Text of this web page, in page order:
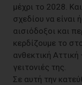
μέχρι το 2028.
σχεδίου να είναι
αισιόδοξοι και
κερδίζουμε το
ανθεκτική
γειτονιές της.
Σε αυτή την